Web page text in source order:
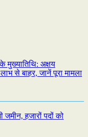
मुख्यातिथि: अक्षय
से बाहर, जानें पूरा मामला